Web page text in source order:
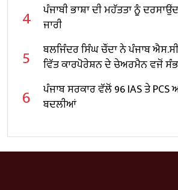
4
ਪੰਜਾਬੀ ਭਾਸ਼ਾ ਦੀ ਮਹੱਤਤਾ ਨੂੰ
ਜਾਰੀ
5
ਬਲਜਿੰਦਰ ਸਿੰਘ ਚੌਂਦਾ ਨੇ ਪੰਜਾਬ
ਵਿੱਤ ਕਾਰਪੋਰੇਸ਼ਨ ਦੇ ਚੇਅਰਮੈਨ ਵਜੋਂ
6
ਪੰਜਾਬ ਸਰਕਾਰ ਵੱਲੋਂ 96 IAS ਤੇ
ਬਦਲੀਆਂ